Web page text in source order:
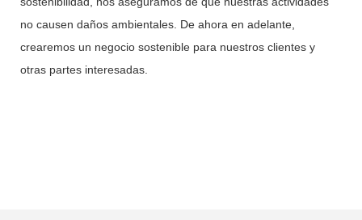
no causen daños ambientales. De ahora en adelante,
crearemos un negocio sostenible para nuestros clientes y
otras partes interesadas.